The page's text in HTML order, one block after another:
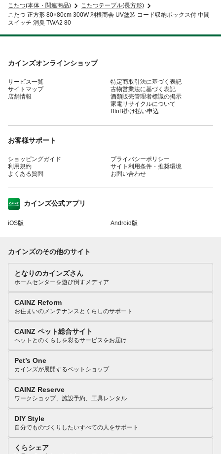
こたつ(本体・関連商品)
こたつテーブル(長方形)
こたつ 正方形 80×80cm 300W 利根商会 UV塗装 コード収納ボックス付 中間
スイッチ 消臭 TWA2 80
カインズオンラインショップ
サービス一覧
サイトマップ
店舗情報
特定商取引法に基づく表記
古物営業法に基づく表記
酒類販売管理者標識の掲示
家電リサイクルについて
BtoB掛け払い申込
お客様サポート
ショッピングガイド
利用規約
よくある質問
プライバシーポリシー
サイト利用条件・推奨環境
お問い合わせ
カインズ公式アプリ
iOS版 Android版
カインズのその他のサイト
となりのカインズさん
ホームセンターを遊び倒すメディア
CAINZ Reform
お住まいのメンテナンスとくらしのサポート
CAINZ ペット総合サイト
ペットとのくらしを彩るサービスをお届け
Pet’s One
カインズが展開するペットショップ
CAINZ Reserve
ワークショップ、施設予約、工具レンタル
DIY Style
自分でものづくりしたいすべての人をサポート
くらシェア